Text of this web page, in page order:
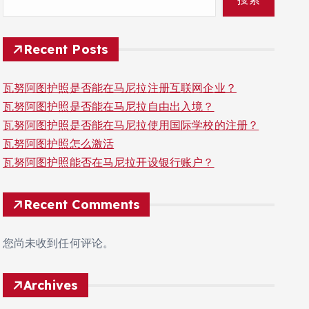
Recent Posts
瓦努阿图护照是否能在马尼拉注册互联网企业？
瓦努阿图护照是否能在马尼拉自由出入境？
瓦努阿图护照是否能在马尼拉使用国际学校的注册？
瓦努阿图护照怎么激活
瓦努阿图护照能否在马尼拉开设银行账户？
Recent Comments
您尚未收到任何评论。
Archives